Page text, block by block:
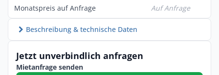
Monatspreis auf Anfrage Auf Anfrage
Beschreibung & technische Daten
Jetzt unverbindlich anfragen
Mietanfrage senden